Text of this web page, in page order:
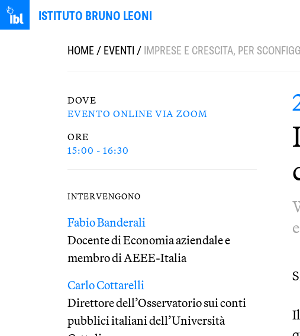
ISTITUTO BRUNO LEONI
HOME/EVENTI/IMPRESE E CRESCITA, PER
DOVE
EVENTO ONLINE VIA ZOOM
ORE
15:00 - 16:30
INTERVENGONO
Fabio Banderali
Docente di Economia aziendale e
membro di AEEE-Italia
Carlo Cottarelli
Direttore dell’Osservatorio sui conti
pubblici italiani dell’Università